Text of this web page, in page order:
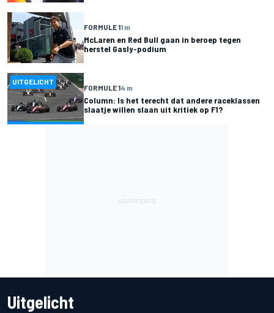
FORMULE 11 m
McLaren en Red Bull gaan in beroep tegen
herstel Gasly-podium
UITGELICHT
FORMULE 14 m
Column: Is het terecht dat andere raceklassen
slaatje willen slaan uit kritiek op F1?
Uitgelicht